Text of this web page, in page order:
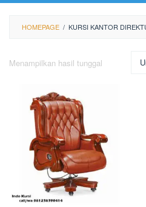
HOMEPAGE / KURSI KANTOR
Menampilkan hasil tunggal